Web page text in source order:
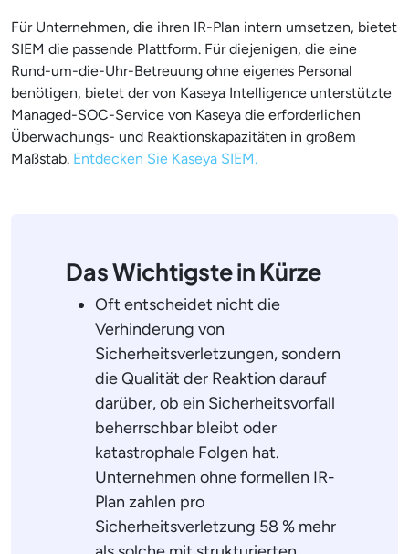
Für Unternehmen, die ihren IR-Plan intern umsetzen, bietet
SIEM die passende Plattform. Für diejenigen, die eine
Rund-um-die-Uhr-Betreuung ohne eigenes Personal
benötigen, bietet der von Kaseya Intelligence unterstützte
Managed-SOC-Service von Kaseya die erforderlichen
Überwachungs- und Reaktionskapazitäten in großem
Maßstab. Entdecken Sie Kaseya SIEM.
Das Wichtigste in Kürze
Oft entscheidet nicht die
Verhinderung von
Sicherheitsverletzungen, sondern
die Qualität der Reaktion darauf
darüber, ob ein Sicherheitsvorfall
beherrschbar bleibt oder
katastrophale Folgen hat.
Unternehmen ohne formellen IR-
Plan zahlen pro
Sicherheitsverletzung 58 % mehr